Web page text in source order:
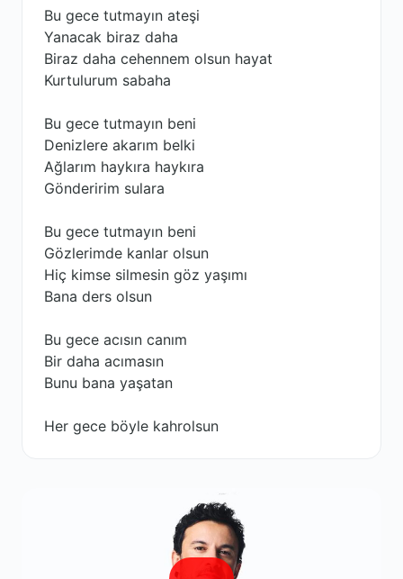
Bu gece tutmayın ateşi
Yanacak biraz daha
Biraz daha cehennem olsun hayat
Kurtulurum sabaha
Bu gece tutmayın beni
Denizlere akarım belki
Ağlarım haykıra haykıra
Gönderirim sulara
Bu gece tutmayın beni
Gözlerimde kanlar olsun
Hiç kimse silmesin göz yaşımı
Bana ders olsun
Bu gece acısın canım
Bir daha acımasın
Bunu bana yaşatan
Her gece böyle kahrolsun